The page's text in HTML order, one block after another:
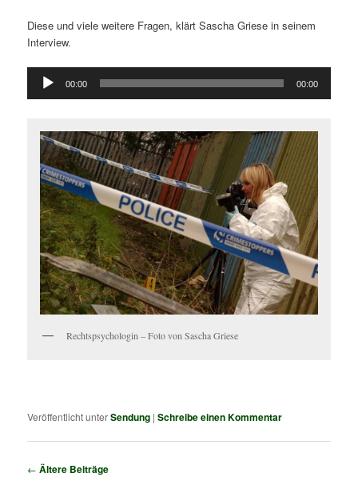
Diese und viele weitere Fragen, klärt Sascha Griese in seinem
Interview.
Audio-
Player
00:00 00:00
Rechtspsychologin – Foto von Sascha Griese
Veröffentlicht unterSendung |Schreibe einen Kommentar
Beitragsnavigation
← Ältere Beiträge